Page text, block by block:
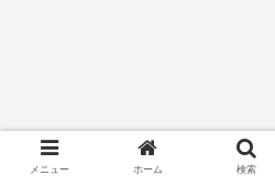
メニュー ホーム 検索